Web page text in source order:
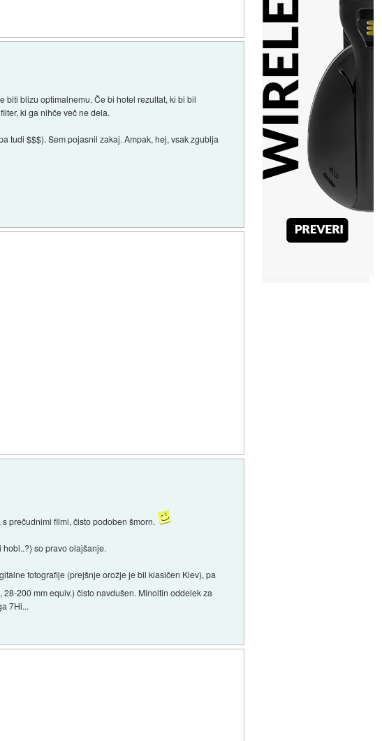
biti blizu optimalnemu. Če bi hotel rezultat, ki bi bil
ki ga nihče več ne dela.
tudi $$$). Sem pojasnil zakaj. Ampak, hej, vsak zgublja
prečudnimi filmi, čisto podoben šmorn.
so pravo olajšanje.
fotografije (prejšnje orožje je bil klasičen Kiev), pa
200 mm equiv.) čisto navdušen. Minoltin oddelek za
7Hi...